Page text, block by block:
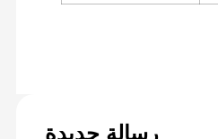
رسالة جديدة